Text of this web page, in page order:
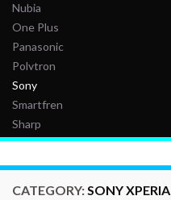
Nubia
One Plus
Panasonic
Polytron
Sony
Smartfren
Sharp
CATEGORY:SONY XPERIA